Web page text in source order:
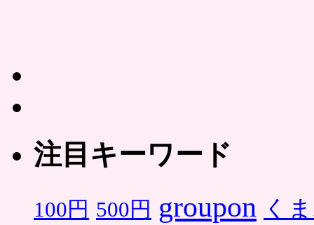
注目キーワード
100円 500円 groupon く